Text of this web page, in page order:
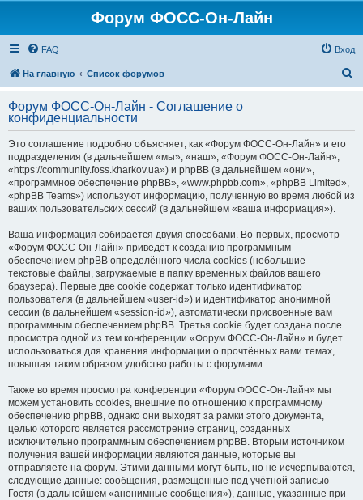
Форум ФОСС-Он-Лайн
FAQ Вход
На главную Список форумов
с
Форум ФОСС-Он-Лайн - Соглашение о
конфиденциальности
Это соглашение подробно объясняет, как «Форум ФОСС-Он-Лайн» и его
подразделения (в дальнейшем «мы», «наш», «Форум ФОСС-Он-Лайн»,
«https://community.foss.kharkov.ua») и phpBB (в дальнейшем «они»,
«программное обеспечение phpBB», «www.phpbb.com», «phpBB Limited»,
«phpBB Teams») используют информацию, полученную во время любой из
ваших пользовательских сессий (в дальнейшем «ваша информация»).
Ваша информация собирается двумя способами. Во-первых, просмотр
«Форум ФОСС-Он-Лайн» приведёт к созданию программным
обеспечением phpBB определённого числа cookies (небольшие
текстовые файлы, загружаемые в папку временных файлов вашего
браузера). Первые две cookie содержат только идентификатор
пользователя (в дальнейшем «user-id») и идентификатор анонимной
сессии (в дальнейшем «session-id»), автоматически присвоенные вам
программным обеспечением phpBB. Третья cookie будет создана после
просмотра одной из тем конференции «Форум ФОСС-Он-Лайн» и будет
использоваться для хранения информации о прочтённых вами темах,
повышая таким образом удобство работы с форумами.
Также во время просмотра конференции «Форум ФОСС-Он-Лайн» мы
можем установить cookies, внешние по отношению к программному
обеспечению phpBB, однако они выходят за рамки этого документа,
целью которого является рассмотрение страниц, созданных
исключительно программным обеспечением phpBB. Вторым источником
получения вашей информации являются данные, которые вы
отправляете на форум. Этими данными могут быть, но не исчерпываются,
следующие данные: сообщения, размещённые под учётной записью
Гостя (в дальнейшем «анонимные сообщения»), данные, указанные при